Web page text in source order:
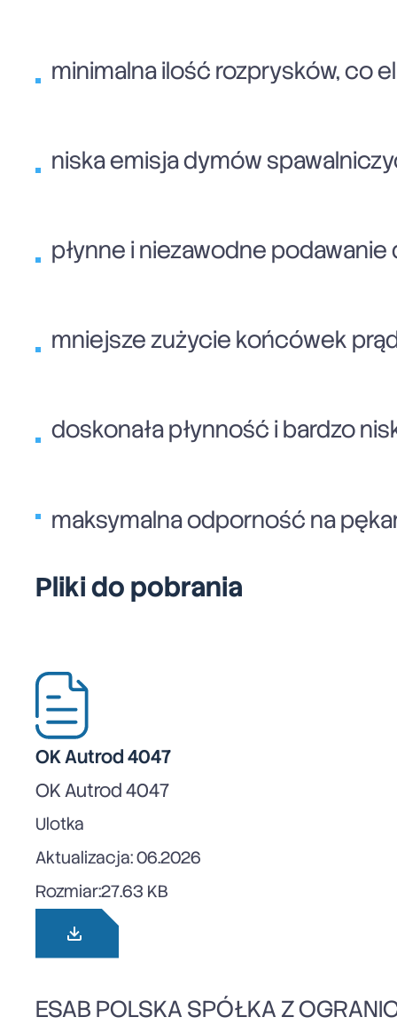
minimalna ilość rozprysków, co
niska emisja dymów
płynne i niezawodne
mniejsze zużycie końcówek
doskonała płynność i bardzo
maksymalna odporność na
Pliki do pobrania
OK Autrod 4047
OK Autrod 4047
Ulotka
Aktualizacja: 06.2026
Rozmiar:27.63 KB
ESAB POLSKA SPÓŁKA Z